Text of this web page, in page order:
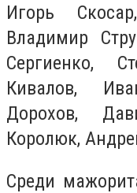
Игорь
Владимир
Сергиенко,
Кивалов,
Дорохов,
Королюк,
Среди